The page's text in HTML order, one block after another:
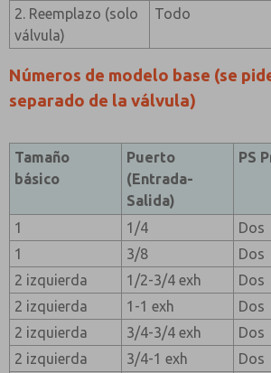
2. Reemplazo (solo
válvula)
Todo
Números de modelo base (se
separado de la válvula)
Tamaño
básico
Puerto
(Entrada-
Salida)
PS
1 1/4 Dos
1
3/8 Dos
2 izquierda
1/2-3/4 exh Dos
2 izquierda
1-1 exh Dos
2 izquierda
3/4-3/4 exh Dos
2 izquierda
3/4-1 exh Dos